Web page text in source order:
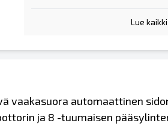
Lue
vaakasuora automaattinen
ja 8 -tuumaisen